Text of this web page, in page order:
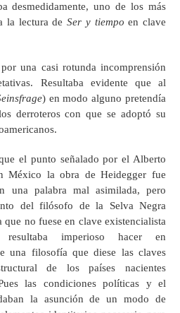
desmedidamente, uno de los más
la lectura deSer y tiempo en clave
una casi rotunda incomprensión
Resultaba evidente que al
) en modo alguno pretendía
derroteros con que se adoptó su
el punto señalado por el Alberto
México la obra de Heidegger fue
una palabra mal asimilada, pero
del filósofo de la Selva Negra
que no fuese en clave existencialista
imperioso hacer en
una filosofía que diese las claves
de los países nacientes
las condiciones políticas y el
la asunción de un modo de